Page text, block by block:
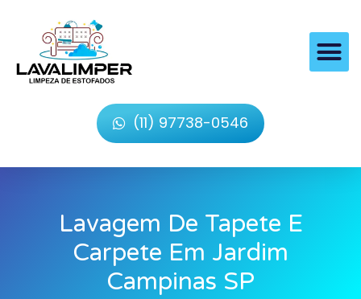
(11) 97738-0546
Lavagem De Tapete E
Carpete Em Jardim
Campinas SP